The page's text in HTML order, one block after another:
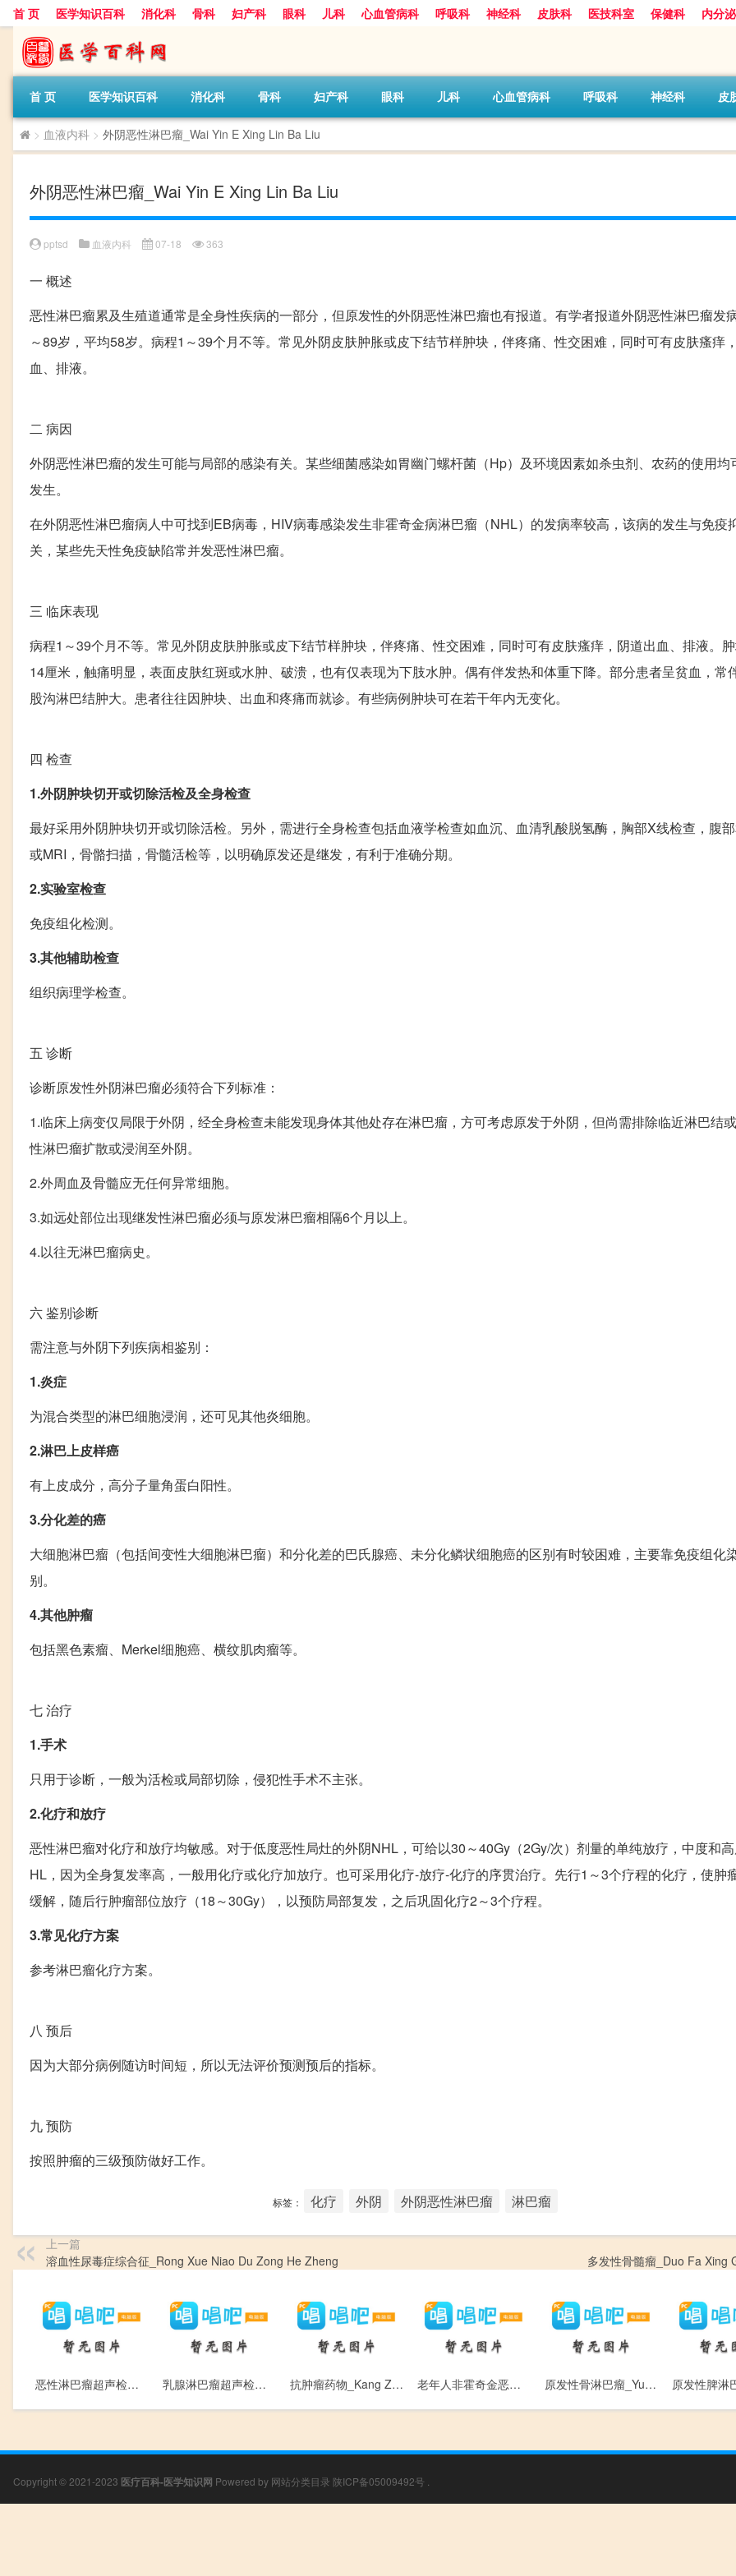
首 页 医学知识百科 消化科 骨科 妇产科 眼科 儿科 心血管病科 呼吸科 神经科 皮肤科 医技科室 保健科 内分
首 页 医学知识百科 消化科 骨科 妇产科 眼科 儿科 心血管病科 呼吸科 神经科 皮
> 血液内科 > 外阴恶性淋巴瘤_Wai Yin E Xing Lin Ba Liu
外阴恶性淋巴瘤_Wai Yin E Xing Lin Ba Liu
pptsd 血液内科 07-18 363
一 概述
恶性淋巴瘤累及生殖道通常是全身性疾病的一部分，但原发性的外阴恶性淋巴瘤也有报道。有学者报道外阴恶性淋巴瘤发
～89岁，平均58岁。病程1～39个月不等。常见外阴皮肤肿胀或皮下结节样肿块，伴疼痛、性交困难，同时可有皮肤瘙痒
血、排液。
二 病因
外阴恶性淋巴瘤的发生可能与局部的感染有关。某些细菌感染如胃幽门螺杆菌（Hp）及环境因素如杀虫剂、农药的使用均
发生。
在外阴恶性淋巴瘤病人中可找到EB病毒，HIV病毒感染发生非霍奇金病淋巴瘤（NHL）的发病率较高，该病的发生与免疫
关，某些先天性免疫缺陷常并发恶性淋巴瘤。
三 临床表现
病程1～39个月不等。常见外阴皮肤肿胀或皮下结节样肿块，伴疼痛、性交困难，同时可有皮肤瘙痒，阴道出血、排液。
14厘米，触痛明显，表面皮肤红斑或水肿、破溃，也有仅表现为下肢水肿。偶有伴发热和体重下降。部分患者呈贫血，常
股沟淋巴结肿大。患者往往因肿块、出血和疼痛而就诊。有些病例肿块可在若干年内无变化。
四 检查
1.外阴肿块切开或切除活检及全身检查
最好采用外阴肿块切开或切除活检。另外，需进行全身检查包括血液学检查如血沉、血清乳酸脱氢酶，胸部X线检查，腹
或MRI，骨骼扫描，骨髓活检等，以明确原发还是继发，有利于准确分期。
2.实验室检查
免疫组化检测。
3.其他辅助检查
组织病理学检查。
五 诊断
诊断原发性外阴淋巴瘤必须符合下列标准：
1.临床上病变仅局限于外阴，经全身检查未能发现身体其他处存在淋巴瘤，方可考虑原发于外阴，但尚需排除临近淋巴结
性淋巴瘤扩散或浸润至外阴。
2.外周血及骨髓应无任何异常细胞。
3.如远处部位出现继发性淋巴瘤必须与原发淋巴瘤相隔6个月以上。
4.以往无淋巴瘤病史。
六鉴别诊断
需注意与外阴下列疾病相鉴别：
1.炎症
为混合类型的淋巴细胞浸润，还可见其他炎细胞。
2.淋巴上皮样癌
有上皮成分，高分子量角蛋白阳性。
3.分化差的癌
大细胞淋巴瘤（包括间变性大细胞淋巴瘤）和分化差的巴氏腺癌、未分化鳞状细胞癌的区别有时较困难，主要靠免疫组化
别。
4.其他肿瘤
包括黑色素瘤、Merkel细胞癌、横纹肌肉瘤等。
七治疗
1.手术
只用于诊断，一般为活检或局部切除，侵犯性手术不主张。
2.化疗和放疗
恶性淋巴瘤对化疗和放疗均敏感。对于低度恶性局灶的外阴NHL，可给以30～40Gy（2Gy/次）剂量的单纯放疗，中度和
HL，因为全身复发率高，一般用化疗或化疗加放疗。也可采用化疗-放疗-化疗的序贯治疗。先行1～3个疗程的化疗，使肿
缓解，随后行肿瘤部位放疗（18～30Gy），以预防局部复发，之后巩固化疗2～3个疗程。
3.常见化疗方案
参考淋巴瘤化疗方案。
八 预后
因为大部分病例随访时间短，所以无法评价预测预后的指标。
九预防
按照肿瘤的三级预防做好工作。
标签： 化疗 外阴 外阴恶性淋巴瘤 淋巴瘤
上一篇
溶血性尿毒症综合征_Rong Xue Niao Du Zong He Zheng
多发性骨髓瘤_Duo Fa Xing
恶性淋巴瘤超声检查_E Xing Lin Ba Liu Chao Sheng Jian Cha 乳腺淋巴瘤超声检查_Ru Xian Lin Ba Liu Chao Sheng Jian Cha 抗肿瘤药物_Kang Zhong Liu Yao Wu 老年人非霍奇金恶性淋巴肿瘤_Lao Nian Ren Fei Huo Qi Jin E Xing Lin Ba Zhong Liu 原发性骨淋巴瘤_Yuan Fa Xing Gu Lin Ba Liu
Copyright © 2021-2023 医疗百科-医学知识网 Powered by 网站分类目录 陕ICP备05009492号